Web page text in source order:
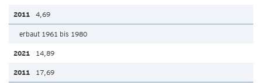
4,69
erbaut 1961 bis 1980
14,89
17,69